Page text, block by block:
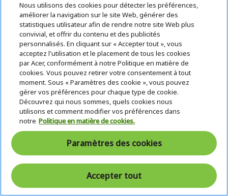
Nous utilisons des cookies pour détecter les préférences,
améliorer la navigation sur le site Web, générer des
statistiques utilisateur afin de rendre notre site Web plus
convivial, et offrir du contenu et des publicités
personnalisés. En cliquant sur « Accepter tout », vous
acceptez l'utilisation et le placement de tous les cookies
par Acer, conformément à notre Politique en matière de
cookies. Vous pouvez retirer votre consentement à tout
moment. Sous « Paramètres des cookie », vous pouvez
gérer vos préférences pour chaque type de cookie.
Découvrez qui nous sommes, quels cookies nous
utilisons et comment modifier vos préférences dans
notre Politique en matière de cookies.
Paramètres des cookies
Accepter tout